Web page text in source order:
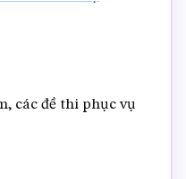
các đề thi phục vụ